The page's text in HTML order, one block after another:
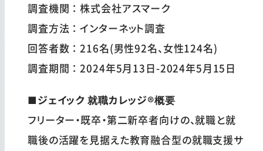
調査機関：株式会社アスマーク
調査方法：インターネット調査
回答者数：216名(男性92名、女性124名)
調査期間：2024年5月13日-2024年5月15日
■ジェイック 就職カレッジ®概要
フリーター・既卒・第二新卒者向けの、就職と就
職後の活躍を見据えた教育融合型の就職支援サ